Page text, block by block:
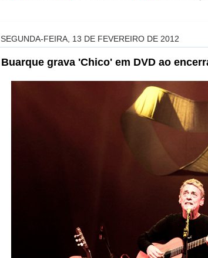
SEGUNDA-FEIRA, 13 DE FEVEREIRO DE 2012
Buarque grava 'Chico' em DVD ao